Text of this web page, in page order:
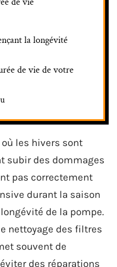
la longévité
de vie de votre
les hivers sont
subir des dommages
pas correctement
durant la saison
de la pompe.
nettoyage des filtres
souvent de
des réparations